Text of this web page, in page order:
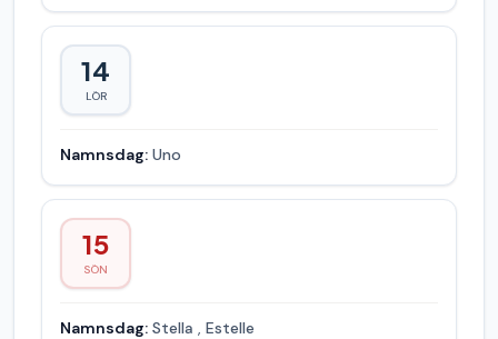
14
LÖR
Namnsdag: Uno
15
SÖN
Namnsdag: Stella , Estelle